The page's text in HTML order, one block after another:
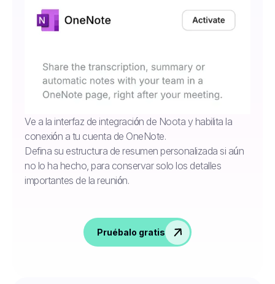
Ve a la interfaz de integración de Noota y habilita la
conexión a tu cuenta de OneNote.
Defina su estructura de resumen personalizada si aún
no lo ha hecho, para conservar solo los detalles
importantes de la reunión.
Pruébalo gratis